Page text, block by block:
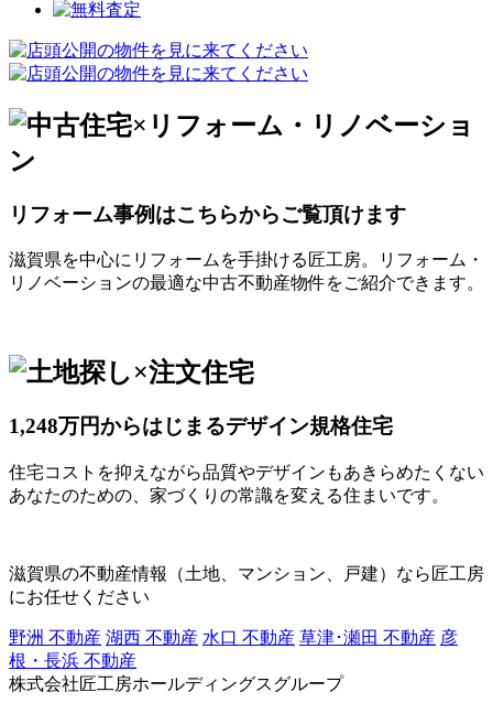
リフォーム事例はこちらからご覧頂けます
滋賀県を中心にリフォームを手掛ける匠工房。リフォーム・
リノベーションの最適な中古不動産物件をご紹介できます。
1,248万円からはじまるデザイン規格住宅
住宅コストを抑えながら品質やデザインもあきらめたくない
あなたのための、家づくりの常識を変える住まいです。
滋賀県の不動産情報（土地、マンション、戸建）なら匠工房
にお任せください
野洲 不動産 湖西 不動産 水口 不動産 草津･瀬田 不動産 彦
根・長浜 不動産
株式会社匠工房ホールディングスグループ